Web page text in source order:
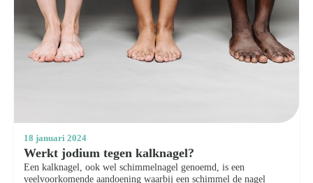
18 januari 2024
Werkt jodium tegen kalknagel?
Een kalknagel, ook wel schimmelnagel genoemd, is een
veelvoorkomende aandoening waarbij een schimmel de nagel